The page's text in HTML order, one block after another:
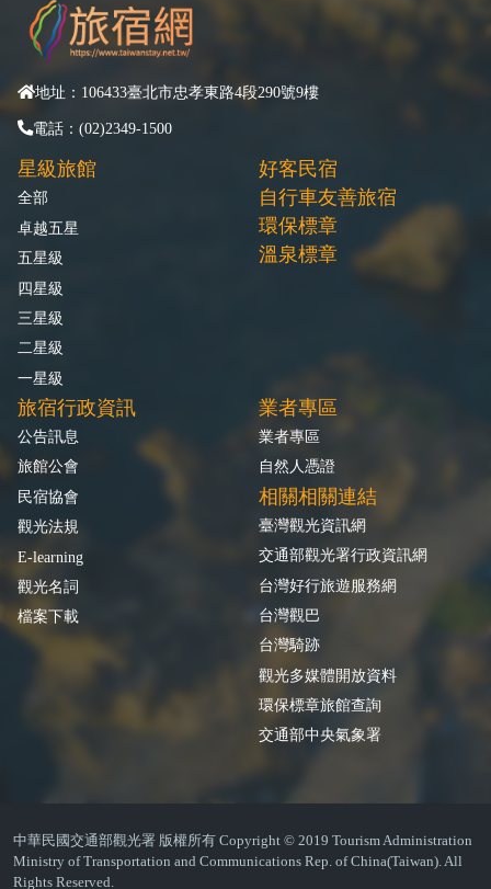
地址：106433臺北市忠孝東路4段290號9樓
電話：(02)2349-1500
星級旅館
全部
卓越五星
五星級
四星級
三星級
二星級
一星級
好客民宿
自行車友善旅宿
環保標章
溫泉標章
旅宿行政資訊
公告訊息
旅館公會
民宿協會
觀光法規
E-learning
觀光名詞
檔案下載
業者專區
業者專區
自然人憑證
相關相關連結
臺灣觀光資訊網
交通部觀光署行政資訊網
台灣好行旅遊服務網
台灣觀巴
台灣騎跡
觀光多媒體開放資料
環保標章旅館查詢
交通部中央氣象署
中華民國交通部觀光署 版權所有 Copyright © 2019 Tourism Administration
Ministry of Transportation and Communications Rep. of China(Taiwan). All
Rights Reserved.